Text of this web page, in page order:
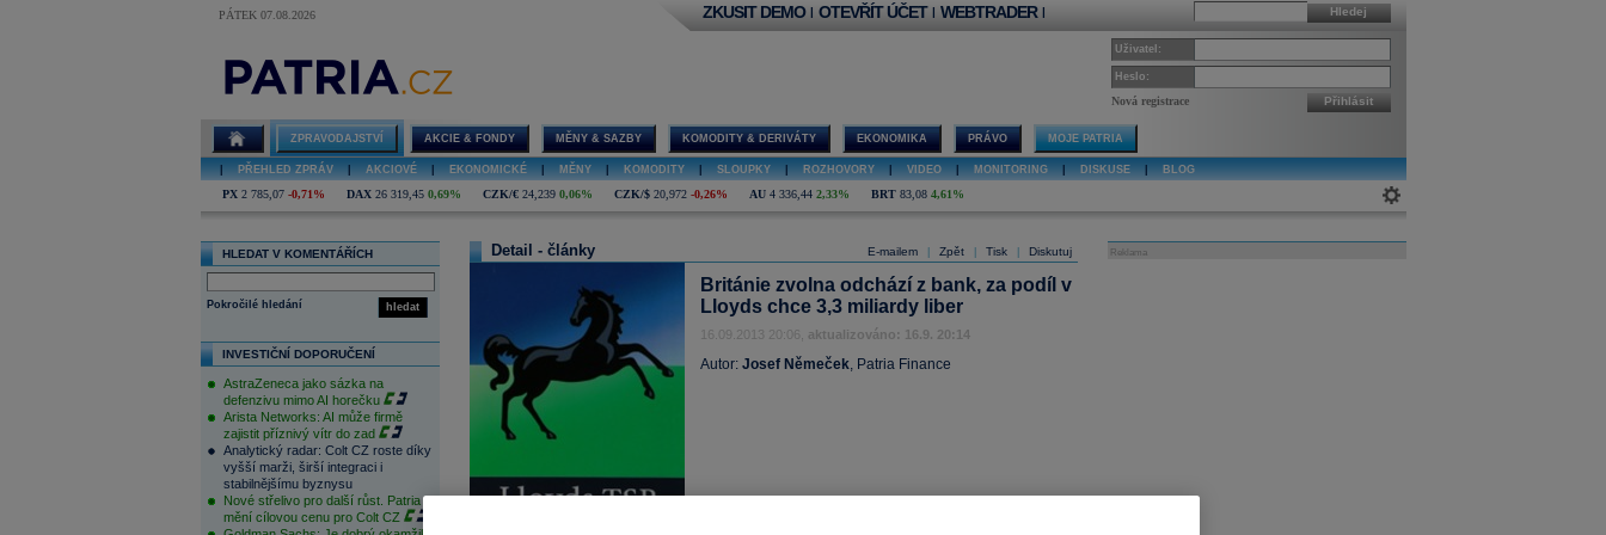
PÁTEK 07.08.2026 Hledej
ZKUSIT DEMO | OTEVŘÍT ÚČET | WEBTRADER |
Uživatel:
Heslo:
Nová registrace Přihlásit
ZPRAVODAJSTVÍ AKCIE & FONDY MĚNY & SAZBY KOMODITY & DERIVÁTY EKONOMIKA PRÁVO MOJE PATRIA
PŘEHLED ZPRÁV AKCIOVÉ EKONOMICKÉ MĚNY KOMODITY SLOUPKY ROZHOVORY VIDEO MONITORING DISKUSE BLOG
PX 2 785,07 -0,71% DAX 26 319,45 0,69% CZK/€ 24,239 0,06% CZK/$ 20,972 -0,26% AU 4 336,44 2,33% BRT 83,08 4,61%
HLEDAT V KOMENTÁŘÍCH
hledat
Pokročilé hledání
INVESTIČNÍ DOPORUČENÍ
AstraZeneca jako sázka na
defenzivu mimo AI horečku
Arista Networks: AI může firmě
zajistit příznivý vítr do zad
Analytický radar: Colt CZ roste díky
vyšší marži, širší integraci i
stabilnějšímu byznysu
Nové střelivo pro další růst. Patria
mění cílovou cenu pro Colt CZ
E-mailem Zpět Tisk Diskutuj
Detail - články
Británie zvolna odchází z bank, za podíl v
Lloyds chce 3,3 miliardy liber
16.09.2013 20:06, aktualizováno: 16.9. 20:14
Autor: Josef Němeček, Patria Finance
Reklama